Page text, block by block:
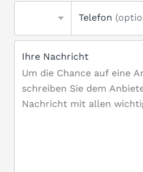
Telefon
Ihre Nachricht